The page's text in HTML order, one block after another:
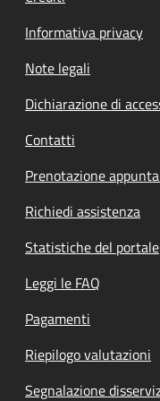
Informativa privacy
Note legali
Dichiarazione di
Contatti
Prenotazione
Richiedi assistenza
Statistiche del portale
Leggi le FAQ
Pagamenti
Riepilogo valutazioni
Segnalazione